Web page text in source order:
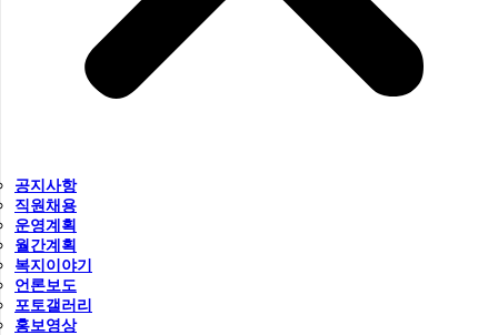
공지사항
직원채용
운영계획
월간계획
복지이야기
언론보도
포토갤러리
홍보영상